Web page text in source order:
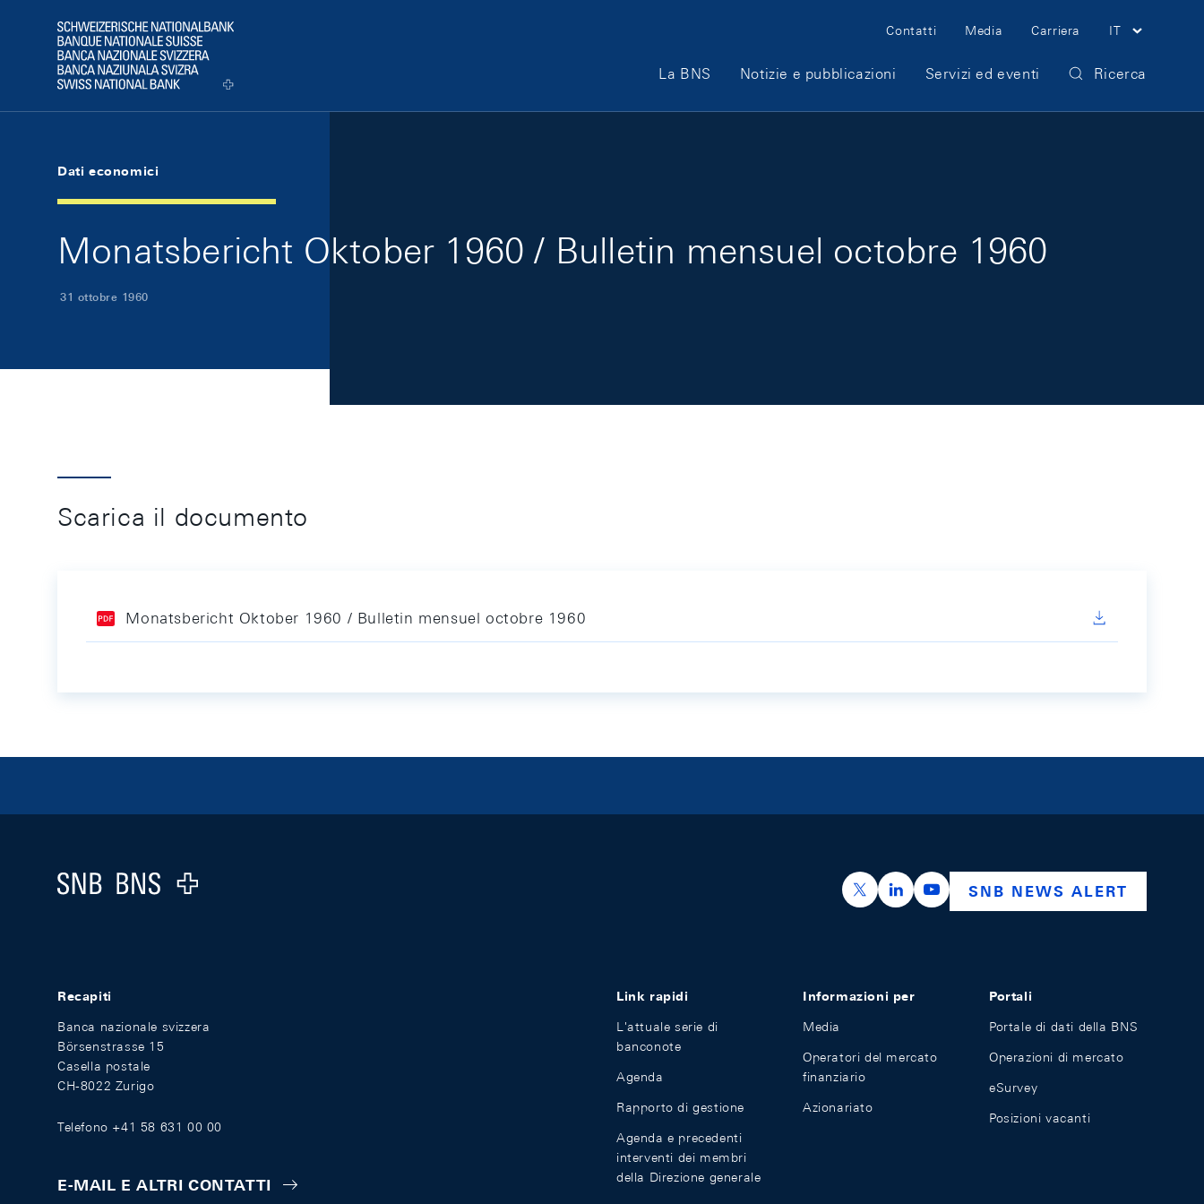
Logo
Meta Navigation
Contatti Media Carriera IT
Main Navigation
La BNS Notizie e pubblicazioni Servizi ed eventi Ricerca
Dati economici
Monatsbericht Oktober 1960 / Bulletin mensuel octobre 1960
31 ottobre 1960
Scarica il documento
Monatsbericht Oktober 1960 / Bulletin mensuel octobre 1960
Logo
https://x.com/snb_bns
https://ch.linkedin.com/company/swiss-
https://www.youtube.com/
SNB NEWS ALERT
Recapiti
Banca nazionale svizzera
Börsenstrasse 15
Casella postale
CH-8022 Zurigo
Telefono +41 58 631 00 00
E-MAIL E ALTRI CONTATTI
Link rapidi
L'attuale serie di
banconote
Agenda
Rapporto di gestione
Agenda e precedenti
interventi dei membri
della Direzione generale
Informazioni per
Media
Operatori del mercato
finanziario
Azionariato
Portali
Portale di dati della BNS
Operazioni di mercato
eSurvey
Posizioni vacanti